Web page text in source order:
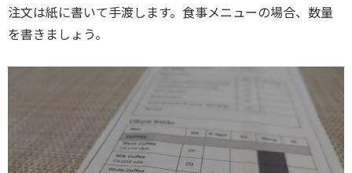
注文は紙に書いて手渡します。食事メニューの場合、数量
を書きましょう。